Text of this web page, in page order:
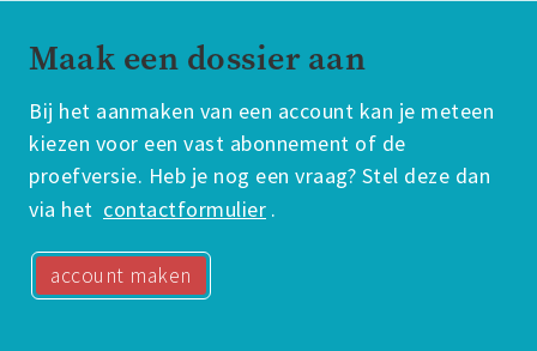
Maak een dossier aan
Bij het aanmaken van een account kan je meteen
kiezen voor een vast abonnement of de
proefversie. Heb je nog een vraag? Stel deze dan
via het contactformulier .
account maken